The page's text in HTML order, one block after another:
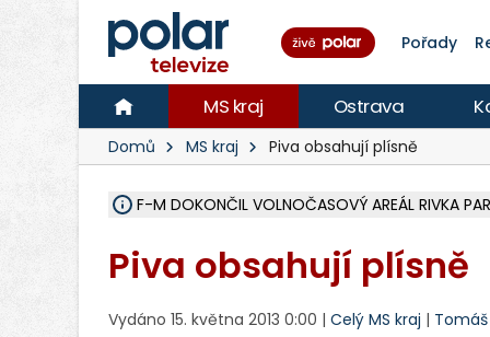
Pořady
MS kraj Ostrava
Domů MS kraj Piva obsahují plísně
F-M DOKONČIL VOLNOČASOVÝ AREÁL RIVKA
Piva obsahují plísně
Vydáno 15. května 2013 0:00 | Celý MS kraj |